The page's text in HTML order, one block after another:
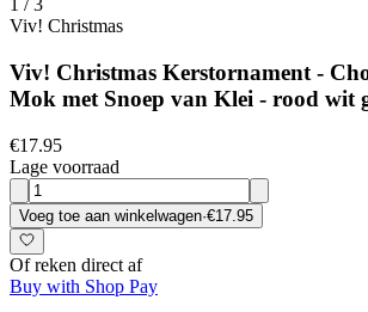
1 /3
Viv! Christmas
Viv! Christmas Kerstornament -
Mok met Snoep van Klei - rood wit
€17.95
Lage voorraad
Voeg toe aan winkelwagen·€17.95
Of reken direct af
Buy with Shop Pay